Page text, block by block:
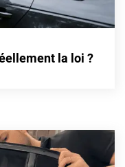
la loi ?